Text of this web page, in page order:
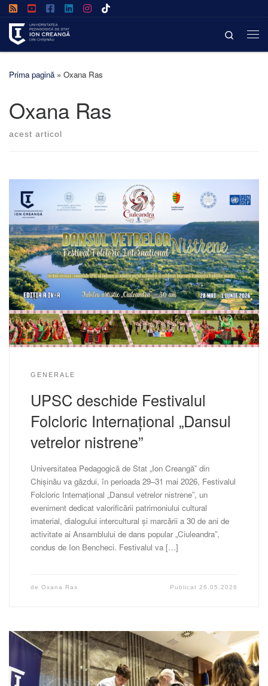
Search
Prima pagină » Oxana Ras
Oxana Ras
acest articol
GENERALE
UPSC deschide Festivalul
Folcloric Internațional „Dansul
vetrelor nistrene”
Universitatea Pedagogică de Stat „Ion Creangă” din
Chișinău va găzdui, în perioada 29–31 mai 2026, Festivalul
Folcloric Internațional „Dansul vetrelor nistrene”, un
eveniment dedicat valorificării patrimoniului cultural
imaterial, dialogului intercultural și marcării a 30 de ani de
activitate ai Ansamblului de dans popular „Ciuleandra”,
condus de Ion Bencheci. Festivalul va […]
de Oxana Ras Publicat26.05.2026